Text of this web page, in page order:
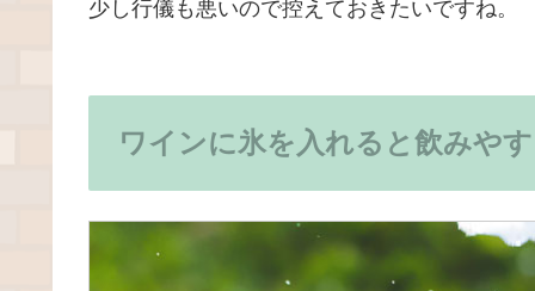
少し行儀も悪いので控えておきたいですね。
ワインに氷を入れると飲みや